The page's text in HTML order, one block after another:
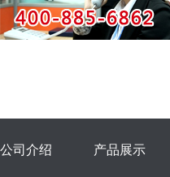
公司介绍 产品展示